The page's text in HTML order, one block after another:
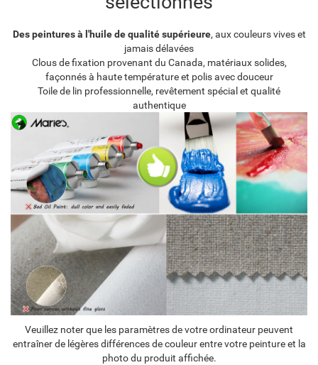
Des peintures à l'huile de qualité supérieure, aux couleurs vives et
jamais délavées
Clous de fixation provenant du Canada, matériaux solides,
façonnés à haute température et polis avec douceur
Toile de lin professionnelle, revêtement spécial et qualité
authentique
Veuillez noter que les paramètres de votre ordinateur peuvent
entraîner de légères différences de couleur entre votre peinture et la
photo du produit affichée.